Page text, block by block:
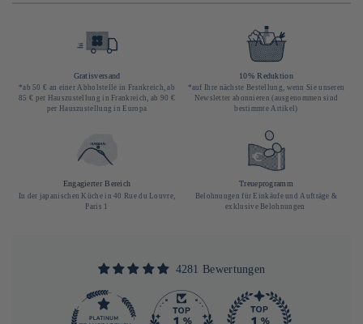
Gratisversand
*ab 50 € an einer Abholstelle in Frankreich, ab
85 € per Hauszustellung in Frankreich, ab 90 €
per Hauszustellung in Europa
10% Reduktion
*auf Ihre nächste Bestellung, wenn Sie unseren
Newsletter abonnieren (ausgenommen sind
bestimmte Artikel)
Engagierter Bereich
In der japanischen Küche in 40 Rue du Louvre,
Paris 1
Treueprogramm
Belohnungen für Einkäufe und Aufträge &
exklusive Belohnungen
4281 Bewertungen